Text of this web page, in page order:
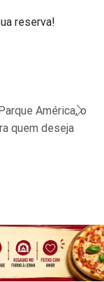
reserva!
América, o
quem deseja